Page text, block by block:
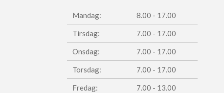
Mandag: 8.00 - 17.00
Tirsdag: 7.00 - 17.00
Onsdag: 7.00 - 17.00
Torsdag: 7.00 - 17.00
Fredag: 7.00 - 13.00